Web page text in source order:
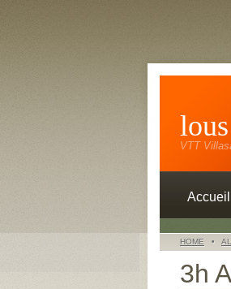
VTT
Accueil
HOME •
3h